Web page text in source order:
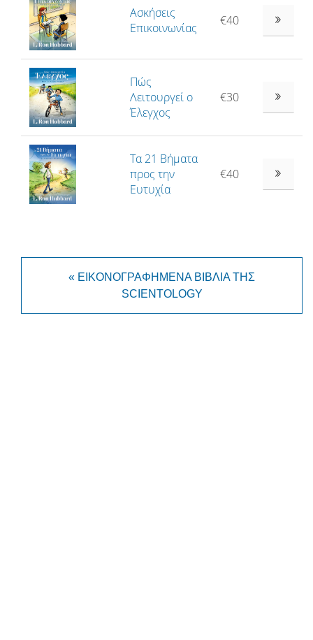
Ασκήσεις
Επικοινωνίας
€40
Πώς
Λειτουργεί ο
Έλεγχος
€30
Τα 21 Βήματα
προς την
Ευτυχία
€40
« ΕΙΚΟΝΟΓΡΑΦΗΜΕΝΑ ΒΙΒΛΙΑ ΤΗΣ
SCIENTOLOGY